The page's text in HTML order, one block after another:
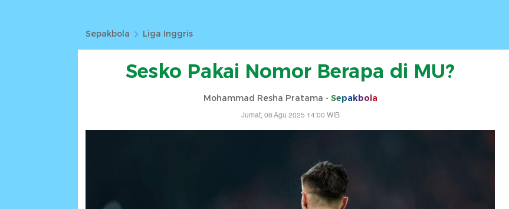
Sepakbola Liga Inggris
Sesko Pakai Nomor Berapa di MU?
Mohammad Resha Pratama - Sepakbola
Jumat, 08 Agu 2025 14:00 WIB